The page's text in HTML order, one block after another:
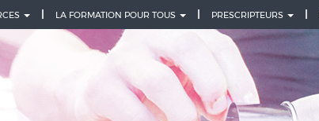
PRESCRIPTEURS
LA FORMATION POUR TOUS